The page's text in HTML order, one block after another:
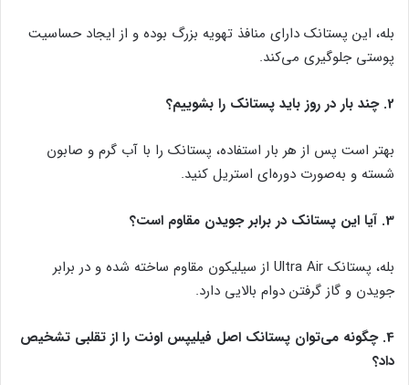
بله، این پستانک دارای منافذ تهویه بزرگ بوده و از ایجاد حساسیت
پوستی جلوگیری می‌کند.
2. چند بار در روز باید پستانک را بشوییم؟
بهتر است پس از هر بار استفاده، پستانک را با آب گرم و صابون
شسته و به‌صورت دوره‌ای استریل کنید.
3. آیا این پستانک در برابر جویدن مقاوم است؟
بله، پستانک Ultra Air از سیلیکون مقاوم ساخته شده و در برابر
جویدن و گاز گرفتن دوام بالایی دارد.
4. چگونه می‌توان پستانک اصل فیلیپس اونت را از تقلبی تشخیص
داد؟